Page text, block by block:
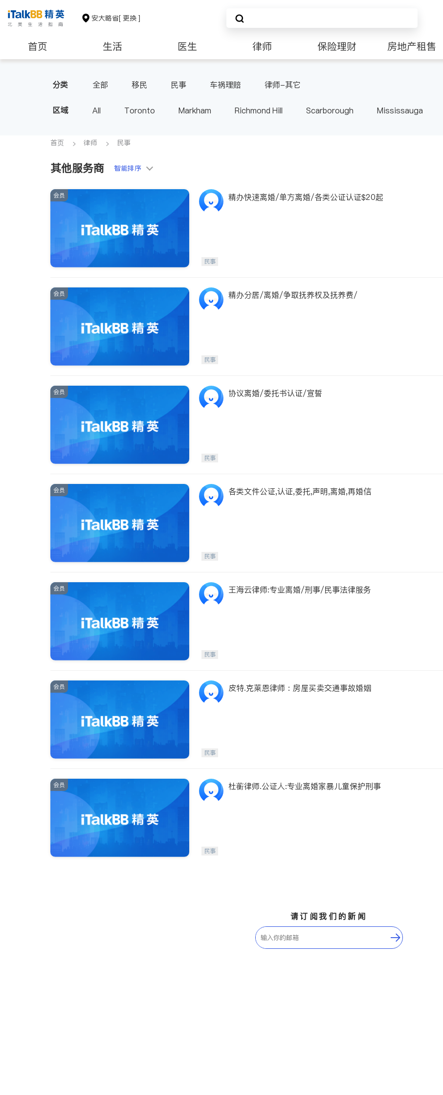
安大略省[ 更换 ]
首页 生活 医生 律师 保险理财 房地产租售
分类 全部 移民 民事 车祸理赔 律师-其它
区域 All Toronto Markham Richmond Hill Scarborough Mississauga
Aurora
首页 律师 民事
其他服务商 智能排序
会员 精办快速离婚/单方离婚/各类公证认证$20起
民事
会员 精办分居/离婚/争取抚养权及抚养费/
民事
会员 协议离婚/委托书认证/宣誓
民事
会员 各类文件公证,认证,委托,声明,离婚,再婚信
民事
会员 王海云律师:专业离婚/刑事/民事法律服务
民事
会员 皮特.克莱恩律师：房屋买卖交通事故婚姻
民事
会员 杜蘅律师.公证人:专业离婚家暴儿童保护刑事
民事
请订阅我们的新闻